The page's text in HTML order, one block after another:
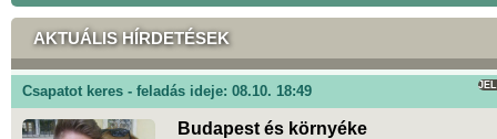
AKTUÁLIS HÍRDETÉSEK
Csapatot keres - feladás ideje: 08.10. 18:49
Budapest és környéke